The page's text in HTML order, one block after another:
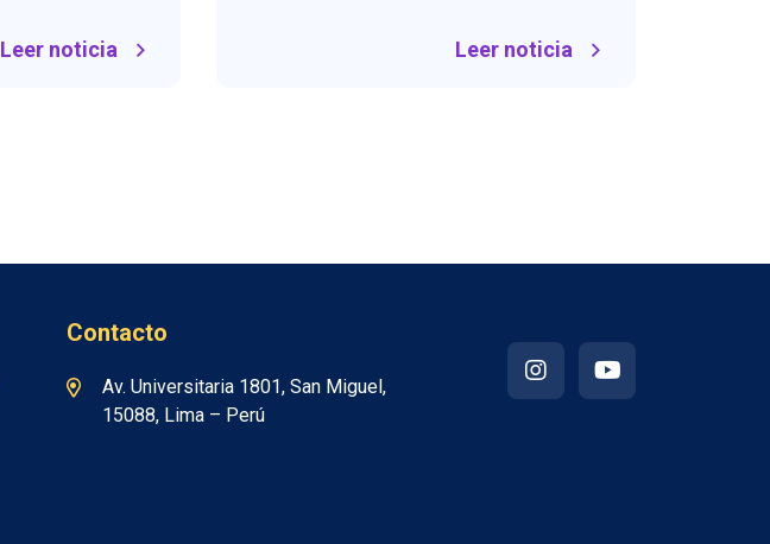
Leer noticia Leer noticia
Contacto
Av. Universitaria 1801, San Miguel,
15088, Lima – Perú